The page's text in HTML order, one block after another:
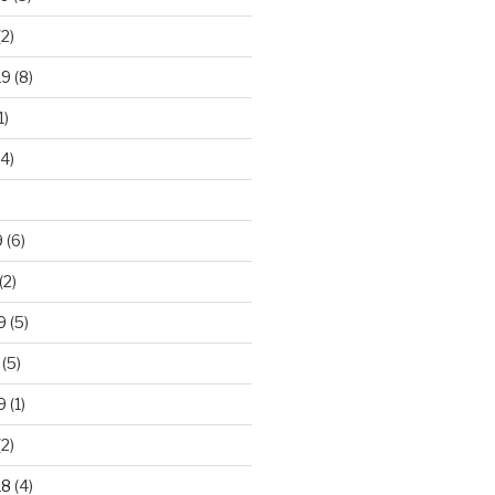
(8)
(6)
(5)
(1)
(4)